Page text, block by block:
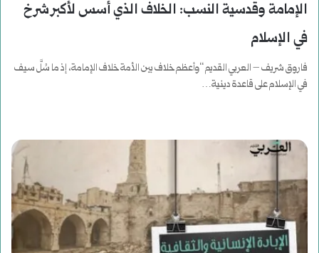
الإمامة وقدسية النسب: الخلاف الذي أسس لأكبر شرخ
في الإسلام
فاروق شريف – العربي القديم “وأعظم خلاف بين الأمة خلاف الإمامة، إذ ما سُلَّ سيف
في الإسلام على قاعدة دينية…